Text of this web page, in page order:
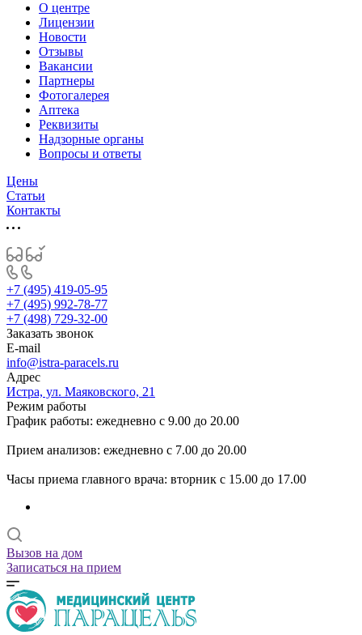
О центре
Лицензии
Новости
Отзывы
Вакансии
Партнеры
Фотогалерея
Аптека
Реквизиты
Надзорные органы
Вопросы и ответы
Цены
Статьи
Контакты
+7 (495) 419-05-95
+7 (495) 992-78-77
+7 (498) 729-32-00
Заказать звонок
E-mail
info@istra-paracels.ru
Адрес
Истра, ул. Маяковского, 21
Режим работы
График работы: ежедневно с 9.00 до 20.00
Прием анализов: ежедневно с 7.00 до 20.00
Часы приема главного врача: вторник с 15.00 до 17.00
Вызов на дом
Записаться на прием